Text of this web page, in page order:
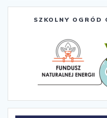
SZKOLNY OGRÓD